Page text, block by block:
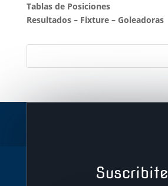
Tablas de Posiciones
Resultados– Fixture– Goleadoras
Suscribite